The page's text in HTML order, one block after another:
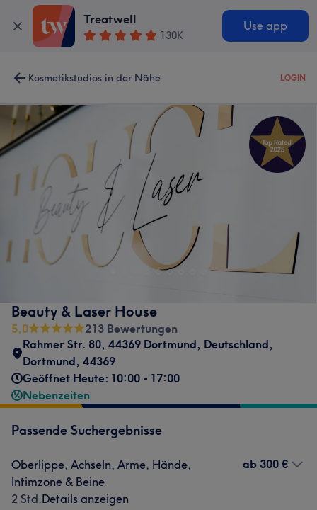
Treatwell
130K
Use app
Kosmetikstudios in der Nähe LOGIN
Beauty & Laser House
5,0
213 Bewertungen
Rahmer Str. 80, 44369 Dortmund, Deutschland,
Dortmund, 44369
Geöffnet Heute: 10:00 - 17:00
Nebenzeiten
Passende Suchergebnisse
Oberlippe, Achseln, Arme, Hände,
Intimzone & Beine
2 Std.Details anzeigen
ab 300 €